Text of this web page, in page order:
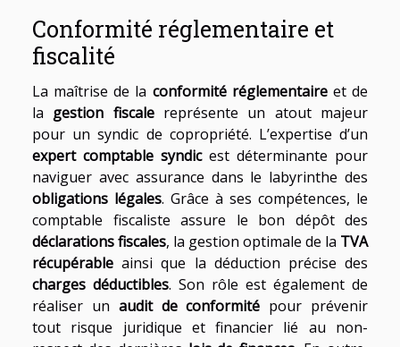
Conformité réglementaire et
fiscalité
La maîtrise de la conformité réglementaireet de
la gestion fiscalereprésente un atout majeur
pour un syndic de copropriété. L’expertise d’un
expert comptable syndicest déterminante pour
naviguer avec assurance dans le labyrinthe des
obligations légales. Grâce à ses compétences, le
comptable fiscaliste assure le bon dépôt des
déclarations fiscales, la gestion optimale de la TVA
récupérable ainsi que la déduction précise des
charges déductibles. Son rôle est également de
réaliser un audit de conformité pour prévenir
tout risque juridique et financier lié au non-